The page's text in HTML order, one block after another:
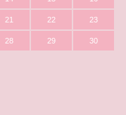
21 22 23
28 29 30